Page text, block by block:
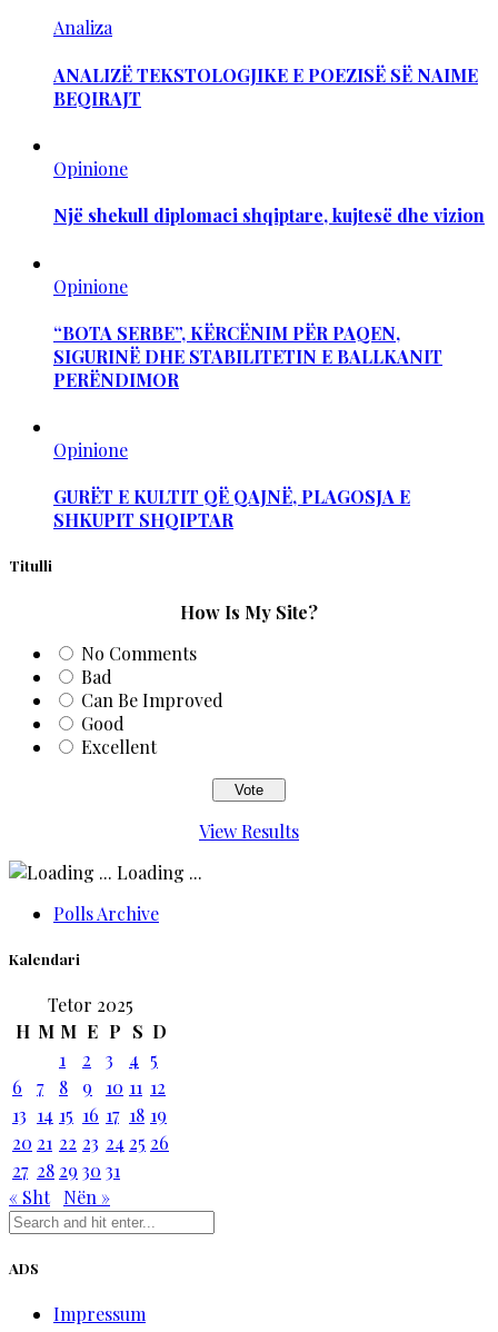
Analiza
ANALIZË TEKSTOLOGJIKE E POEZISË SË NAIME
BEQIRAJT
Opinione
Një shekull diplomaci shqiptare, kujtesë dhe vizion
Opinione
“BOTA SERBE”, KËRCËNIM PËR PAQEN,
SIGURINË DHE STABILITETIN E BALLKANIT
PERËNDIMOR
Opinione
GURËT E KULTIT QË QAJNË, PLAGOSJA E
SHKUPIT SHQIPTAR
Titulli
How Is My Site?
No Comments
Bad
Can Be Improved
Good
Excellent
View Results
Loading ...
Polls Archive
Kalendari
Tetor 2025
H M M E P S D
1
2 3 4 5
6
7 8 9 10 11 12
13 14 15 16 17 18 19
20 21 22 23 24 25 26
27 28 29 30 31
« Sht
Nën »
ADS
Impressum